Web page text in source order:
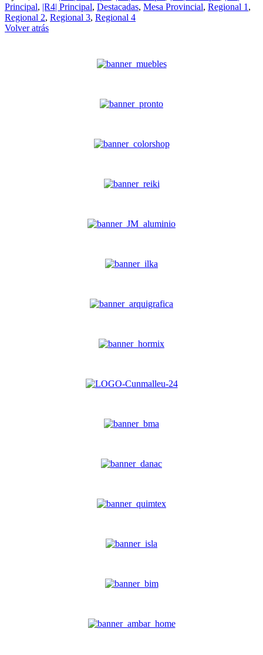
Principal, |R4| Principal, Destacadas, Mesa Provincial, Regional 1 ,
Regional 2, Regional 3, Regional 4
Volver atrás